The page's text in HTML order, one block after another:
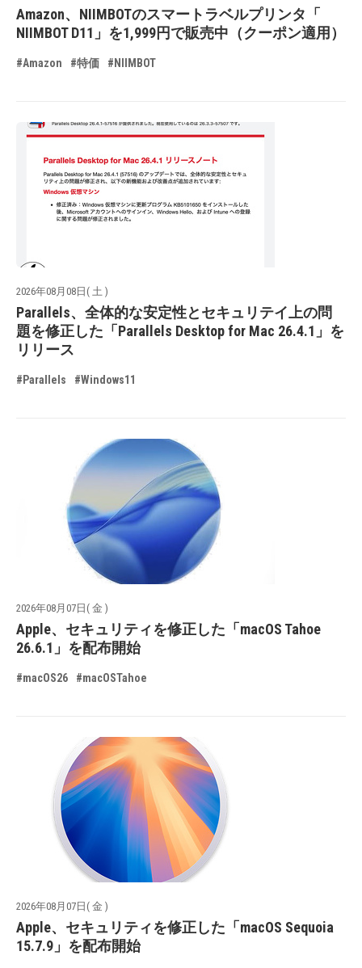
Amazon、NIIMBOTのスマートラベルプリンタ「
NIIMBOT D11」を1,999円で販売中（クーポン適用）
#Amazon #特価 #NIIMBOT
2026年08月08日( 土 )
Parallels、全体的な安定性とセキュリテイ上の問
題を修正した「Parallels Desktop for Mac 26.4.1」を
リリース
#Parallels #Windows11
2026年08月07日( 金 )
Apple、セキュリティを修正した「macOS Tahoe
26.6.1」を配布開始
#macOS26 #macOSTahoe
2026年08月07日( 金 )
Apple、セキュリティを修正した「macOS Sequoia
15.7.9」を配布開始